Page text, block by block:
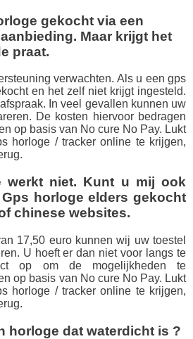
gekocht via een
Maar krijgt het
praat.
verwachten. Als u een gps
en het zelf niet krijgt ingesteld.
In veel gevallen kunnen uw
De kosten hiervoor bedragen
op basis van No cure No Pay. Lukt
horloge / tracker online te krijgen,
werkt niet. Kunt u mij ook
horloge elders gekocht
chinese websites.
17,50 euro kunnen wij uw toestel
U hoeft er dan niet voor langs te
op om de mogelijkheden te
op basis van No cure No Pay. Lukt
horloge / tracker online te krijgen,
.
horloge dat waterdicht is ?